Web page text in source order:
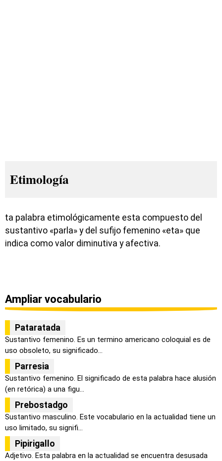
Etimología
ta palabra etimológicamente esta compuesto del
sustantivo «parla» y del sufijo femenino «eta» que
indica como valor diminutiva y afectiva.
Ampliar vocabulario
Pataratada
Sustantivo femenino. Es un termino americano coloquial es de
uso obsoleto, su significado...
Parresia
Sustantivo femenino. El significado de esta palabra hace alusión
(en retórica) a una figu...
Prebostadgo
Sustantivo masculino. Este vocabulario en la actualidad tiene un
uso limitado, su signifi...
Pipirigallo
Adjetivo. Esta palabra en la actualidad se encuentra desusada